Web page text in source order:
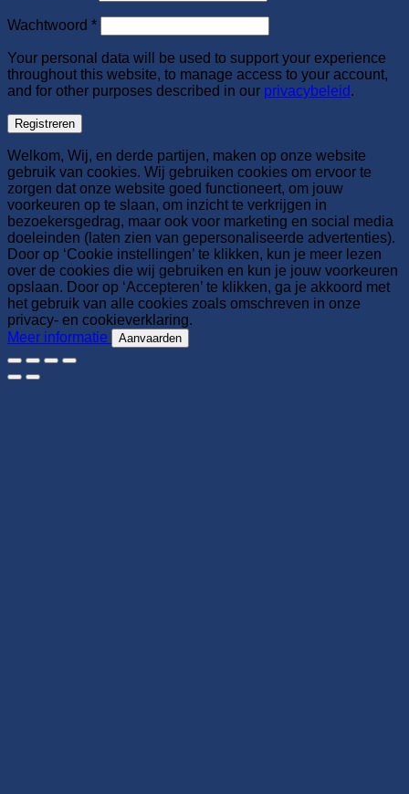
Wachtwoord *Vereist
Your personal data will be used to support your experience
throughout this website, to manage access to your account,
and for other purposes described in our privacybeleid.
Registreren
Welkom, Wij, en derde partijen, maken op onze website
gebruik van cookies. Wij gebruiken cookies om ervoor te
zorgen dat onze website goed functioneert, om jouw
voorkeuren op te slaan, om inzicht te verkrijgen in
bezoekersgedrag, maar ook voor marketing en social media
doeleinden (laten zien van gepersonaliseerde advertenties).
Door op ‘Cookie instellingen’ te klikken, kun je meer lezen
over de cookies die wij gebruiken en kun je jouw voorkeuren
opslaan. Door op ‘Accepteren’ te klikken, ga je akkoord met
het gebruik van alle cookies zoals omschreven in onze
privacy- en cookieverklaring.
Meer informatie
Aanvaarden